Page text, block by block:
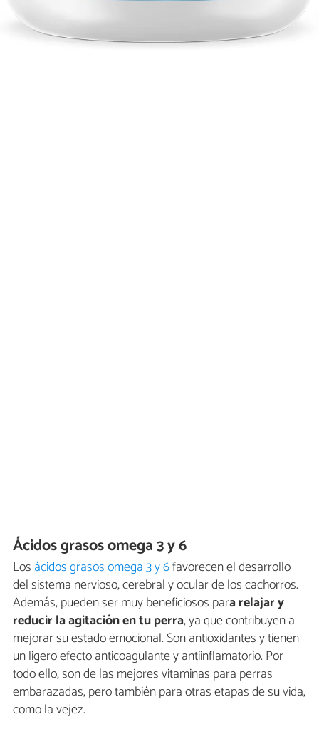
Ácidos grasos omega 3 y 6
Los ácidos grasos omega 3 y 6favorecen el desarrollo
del sistema nervioso, cerebral y ocular de los cachorros.
Además, pueden ser muy beneficiosos para relajar y
reducir la agitación en tu perra, ya que contribuyen a
mejorar su estado emocional. Son antioxidantes y tienen
un ligero efecto anticoagulante y antiinflamatorio. Por
todo ello, son de las mejores vitaminas para perras
embarazadas, pero también para otras etapas de su vida,
como la vejez.